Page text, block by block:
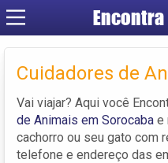
Cuidadores de
Vai viajar? Aqui você
de Animais em Sorocaba e
cachorro ou seu gato com
telefone e endereço das